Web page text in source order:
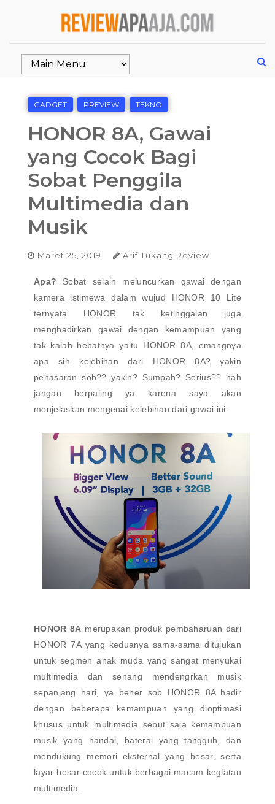
GADGET PREVIEW TEKNO
HONOR 8A, Gawai
yang Cocok Bagi
Sobat Penggila
Multimedia dan
Musik
Maret 25, 2019 Arif Tukang Review
Apa? Sobat selain meluncurkan gawai dengan
kamera istimewa dalam wujud HONOR 10 Lite
ternyata HONOR tak ketinggalan juga
menghadirkan gawai dengan kemampuan yang
tak kalah hebatnya yaitu HONOR 8A, emangnya
apa sih kelebihan dari HONOR 8A? yakin
penasaran sob?? yakin? Sumpah? Serius?? nah
jangan berpaling ya karena saya akan
menjelaskan mengenai kelebihan dari gawai ini.
HONOR 8A merupakan produk pembaharuan dari
HONOR 7A yang keduanya sama-sama ditujukan
untuk segmen anak muda yang sangat menyukai
multimedia dan senang mendengrkan musik
sepanjang hari, ya bener sob HONOR 8A hadir
dengan beberapa kemampuan yang dioptimasi
khusus untuk multimedia sebut saja kemampuan
musik yang handal, baterai yang tangguh, dan
mendukung memori eksternal yang besar, serta
layar besar cocok untuk berbagai macam kegiatan
multimedia.